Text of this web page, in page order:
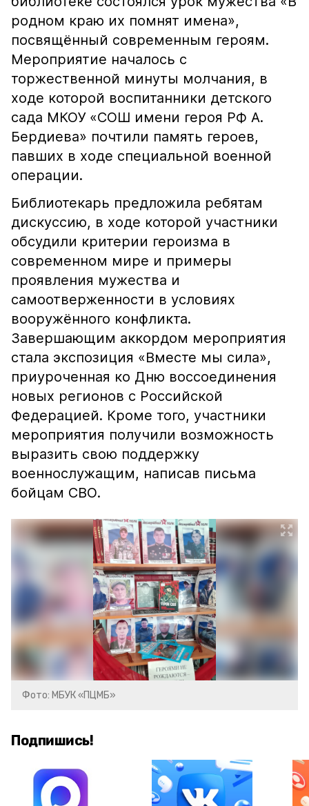
родном краю их помнят имена»,
посвящённый современным героям.
Мероприятие началось с
торжественной минуты молчания, в
ходе которой воспитанники детского
сада МКОУ «СОШ имени героя РФ А.
Бердиева» почтили память героев,
павших в ходе специальной военной
операции.
Библиотекарь предложила ребятам
дискуссию, в ходе которой участники
обсудили критерии героизма в
современном мире и примеры
проявления мужества и
самоотверженности в условиях
вооружённого конфликта.
Завершающим аккордом мероприятия
стала экспозиция «Вместе мы сила»,
приуроченная ко Дню воссоединения
новых регионов с Российской
Федерацией. Кроме того, участники
мероприятия получили возможность
выразить свою поддержку
военнослужащим, написав письма
бойцам СВО.
Фото: МБУК «ПЦМБ»
Подпишись!